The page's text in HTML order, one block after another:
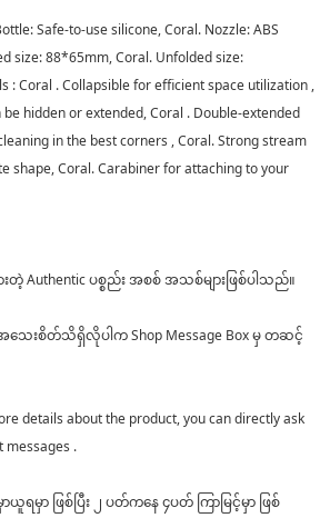
Safe-to-use silicone, Coral. Nozzle: ABS
size: 88*65mm, Coral. Unfolded size:
: Coral . Collapsible for efficient space utilization ,
hidden or extended, Coral . Double-extended
in the best corners , Coral. Strong stream
shape, Coral. Carabiner for attaching to your
Authentic ပစ္စည်း အစစ် အသစ်များဖြစ်ပါသည်။
သေးစိတ်သိရှိလိုပါက Shop Message Box မှ တဆင့်
details about the product, you can directly ask
messages .
ရမှာ ဖြစ်ပြီး ၂ ပတ်ကနေ ၄ပတ် ကြာမြင့်မှာ ဖြစ်